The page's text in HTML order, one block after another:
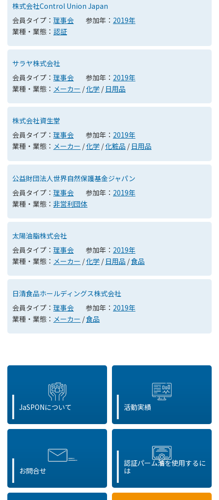
株式会社Control Union Japan
会員タイプ： 理事会 参加年： 2019年
業種・業態： 認証
サラヤ株式会社
会員タイプ： 理事会 参加年： 2019年
業種・業態： メーカー /化学 / 日用品
株式会社資生堂
会員タイプ： 理事会 参加年： 2019年
業種・業態： メーカー /化学 /化粧品 / 日用品
公益財団法人世界自然保護基金ジャパン
会員タイプ： 理事会 参加年： 2019年
業種・業態： 非営利団体
太陽油脂株式会社
会員タイプ： 理事会 参加年： 2019年
業種・業態： メーカー /化学 / 日用品 /食品
日清食品ホールディングス株式会社
会員タイプ： 理事会 参加年： 2019年
業種・業態： メーカー /食品
JaSPONについて 活動実績
お問合せ
認証パーム油を使用するに
は